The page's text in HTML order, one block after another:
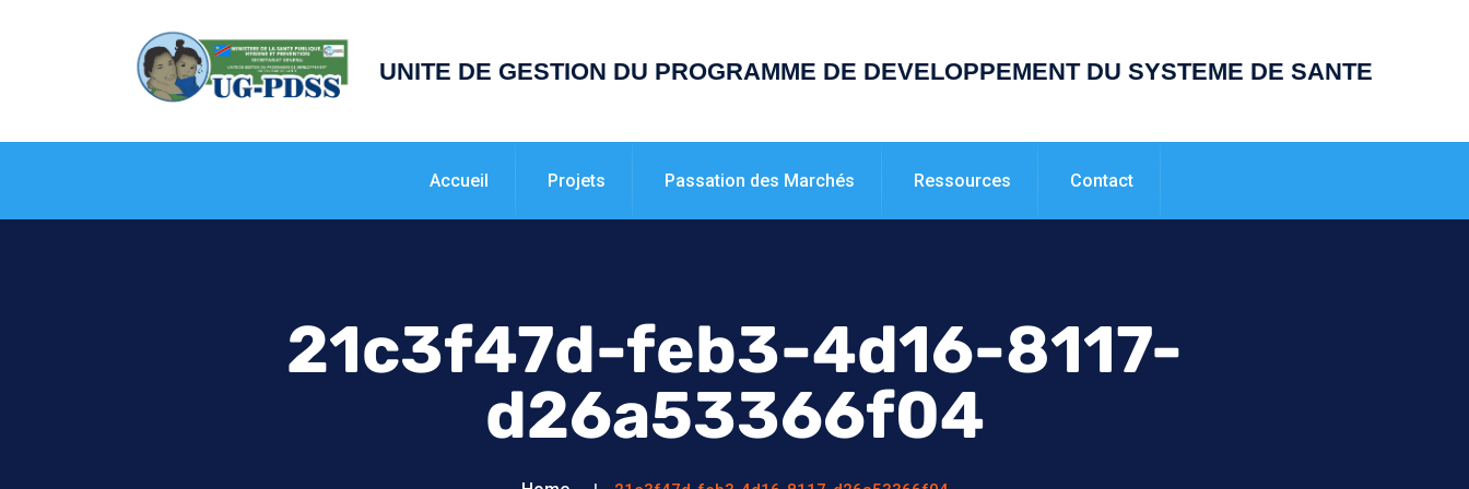
UNITE DE GESTION DU PROGRAMME DE DEVELOPPEMENT DU SYSTEME DE SANTE
Accueil Projets Passation des Marchés Ressources Contact
21c3f47d-feb3-4d16-8117-
d26a53366f04